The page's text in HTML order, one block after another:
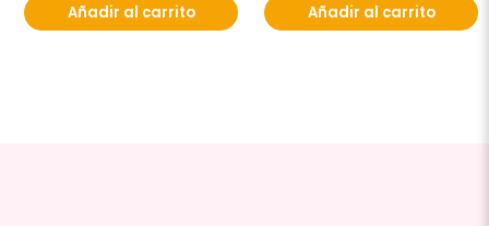
Añadir al carrito Añadir al carrito